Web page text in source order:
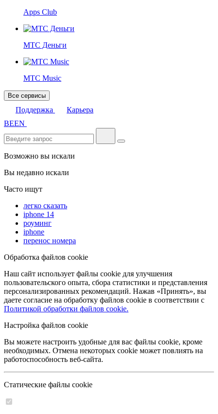
Apps Club
МТС Деньги
МТС Music
Все сервисы
Поддержка
Карьера
BEEN
Возможно вы искали
Вы недавно искали
Часто ищут
легко сказать
iphone 14
роуминг
iphone
перенос номера
Обработка файлов cookie
Наш сайт использует файлы cookie для улучшения
пользовательского опыта, сбора статистики и представления
персонализированных рекомендаций. Нажав «Принять», вы
даете согласие на обработку файлов cookie в соответствии с
Политикой обработки файлов cookie.
Настройка файлов cookie
Вы можете настроить удобные для вас файлы cookie, кроме
необходимых. Отмена некоторых cookie может повлиять на
работоспособность веб-сайта.
Статические файлы cookie